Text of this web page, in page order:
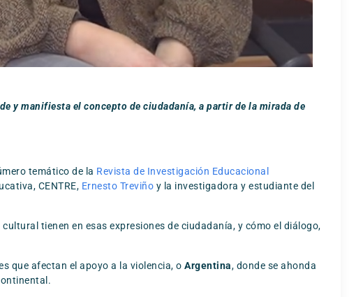
y manifiesta el concepto de ciudadanía, a partir de la mirada de
temático de la Revista de Investigación Educacional
CENTRE, Ernesto Treviño y la investigadora y estudiante del
tienen en esas expresiones de ciudadanía, y cómo el diálogo,
que afectan el apoyo a la violencia, oArgentina, donde se ahonda